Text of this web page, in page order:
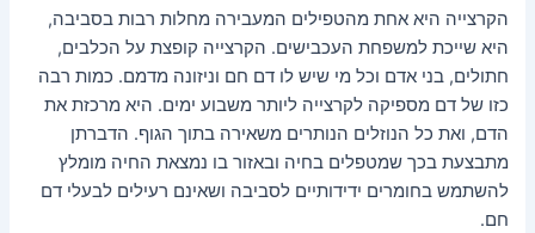
הקרצייה היא אחת מהטפילים המעבירה מחלות רבות בסביבה,
היא שייכת למשפחת העכבישים. הקרצייה קופצת על הכלבים,
חתולים, בני אדם וכל מי שיש לו דם חם וניזונה מדמם. כמות רבה
כזו של דם מספיקה לקרצייה ליותר משבוע ימים. היא מרכזת את
הדם, ואת כל הנוזלים הנותרים משאירה בתוך הגוף. הדברתן
מתבצעת בכך שמטפלים בחיה ובאזור בו נמצאת החיה מומלץ
להשתמש בחומרים ידידותיים לסביבה ושאינם רעילים לבעלי דם
חם.